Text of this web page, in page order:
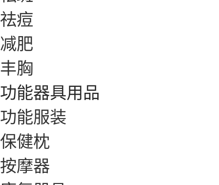
祛痘
减肥
丰胸
功能器具用品
功能服装
保健枕
按摩器